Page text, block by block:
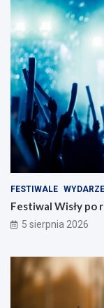
FESTIWALE
Festiwal Wisły po
5 sierpnia 2026